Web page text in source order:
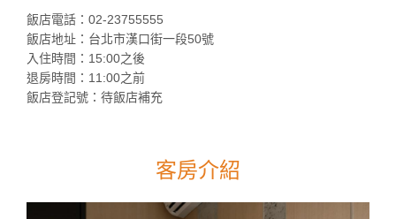
飯店電話：02-23755555
飯店地址：台北市漢口街一段50號
入住時間：15:00之後
退房時間：11:00之前
飯店登記號：待飯店補充
客房介紹